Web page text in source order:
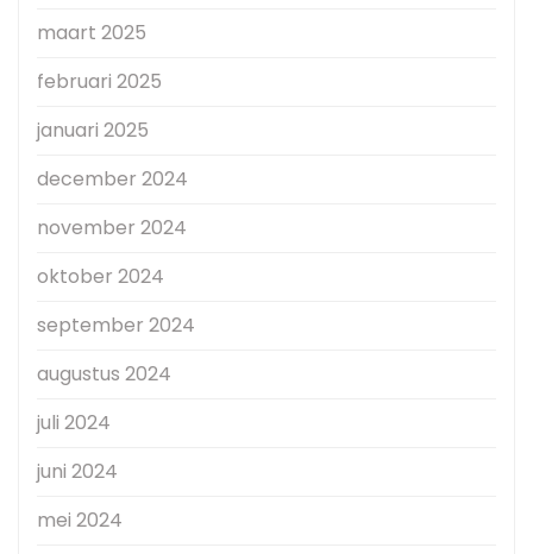
maart 2025
februari 2025
januari 2025
december 2024
november 2024
oktober 2024
september 2024
augustus 2024
juli 2024
juni 2024
mei 2024